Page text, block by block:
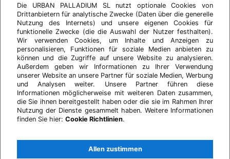
Die URBAN PALLADIUM SL nutzt optionale Cookies von
Drittanbietern für analytische Zwecke (Daten über die generelle
Nutzung des Internets) und unsere eigenen Cookies für
funktionelle Zwecke (die die Auswahl der Nutzer festhalten).
Wir verwenden Cookies, um Inhalte und Anzeigen zu
personalisieren, Funktionen für soziale Medien anbieten zu
können und die Zugriffe auf unsere Website zu analysieren.
Außerdem geben wir Informationen zu Ihrer Verwendung
unserer Website an unsere Partner für soziale Medien, Werbung
und Analysen weiter. Unsere Partner führen diese
Informationen möglicherweise mit weiteren Daten zusammen,
die Sie ihnen bereitgestellt haben oder die sie im Rahmen Ihrer
Nutzung der Dienste gesammelt haben. Weitere Informationen
finden Sie hier: Cookie Richtlinien.
Allen zustimmen